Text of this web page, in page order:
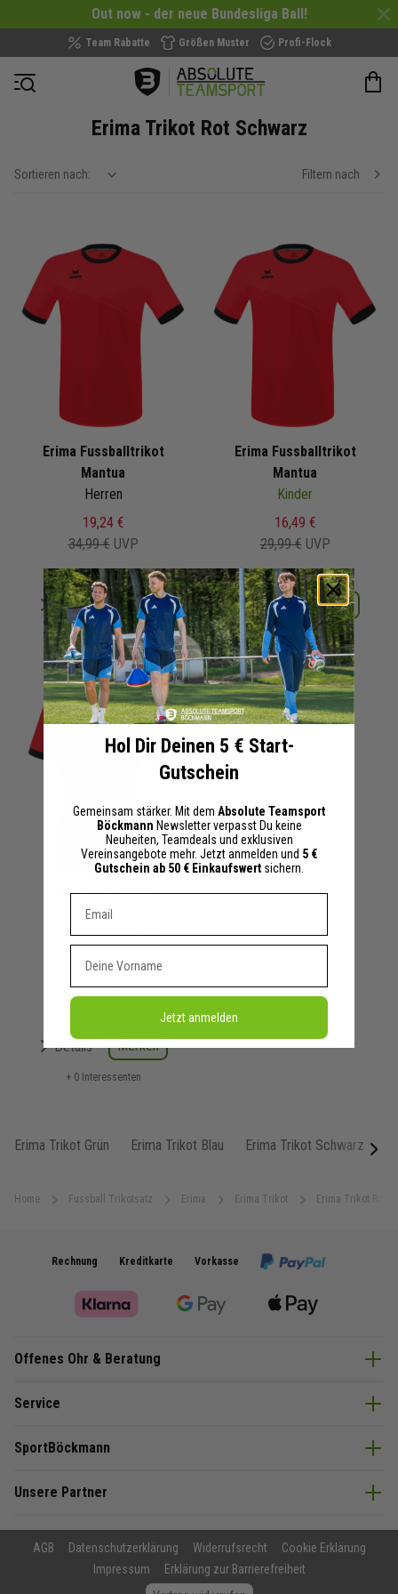
Out now - der neue Bundesliga Ball!
Team Rabatte Größen Muster Profi-Flock
Navigation öffnen
Home Fussball Trikotsatz Erima Erima Trikot Erima Trikot Rot
Erima Trikot Rot Schwarz
Sortieren nach: show filteroptions Filtern nach
Erima Fussballtrikot
Mantua
Herren
19,24 €
34,99 € UVP
Details Merken
+ 11 Interessenten
Erima Fussballtrikot
Mantua
Kinder
16,49 €
29,99 € UVP
Details Merken
+ 6 Interessenten
Erima Fussballtrikot
Mantua
Damen | 6132309
19,24 €
34,99 € UVP
Details Merken
+ 0 Interessenten
Rechnung Kreditkarte Vorkasse
Offenes Ohr & Beratung
Service
SportBöckmann
Unsere Partner
AGB Datenschutzerklärung Widerrufsrecht
Cookie Erklärung
Impressum
Erklärung zur Barrierefreiheit
Erima Trikot Grün Erima Trikot Blau Erima Trikot Schwarz
Hol Dir Deinen 5 € Start-
Gutschein
Gemeinsam stärker. Mit dem Absolute Teamsport
Böckmann Newsletter verpasst Du keine
Neuheiten, Teamdeals und exklusiven
Vereinsangebote mehr. Jetzt anmelden und 5 €
Gutschein ab 50 € Einkaufswert sichern.
Dein E-mail Adresse
Vorname
Jetzt anmelden